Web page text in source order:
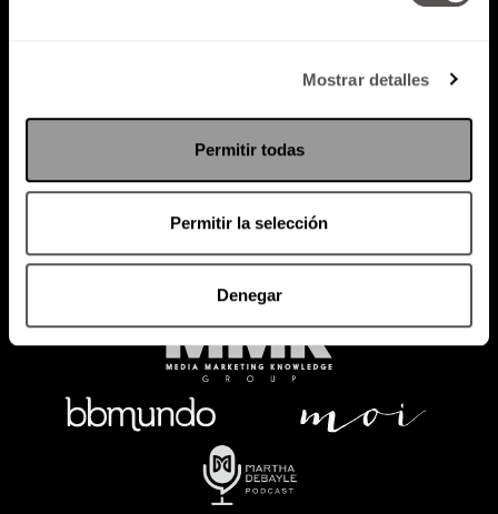
Mostrar detalles
Permitir todas
Permitir la selección
Denegar
Política de Privacidad
PODCAST RADIO MARTHA EVENTOS
SACA TU ID